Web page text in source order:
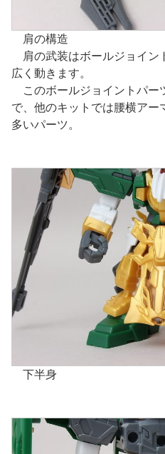
肩の構造
肩の武装はボールジョイン
広く動きます。
このボールジョイントパー
で、他のキットでは腰横ア
多いパーツ。
下半身